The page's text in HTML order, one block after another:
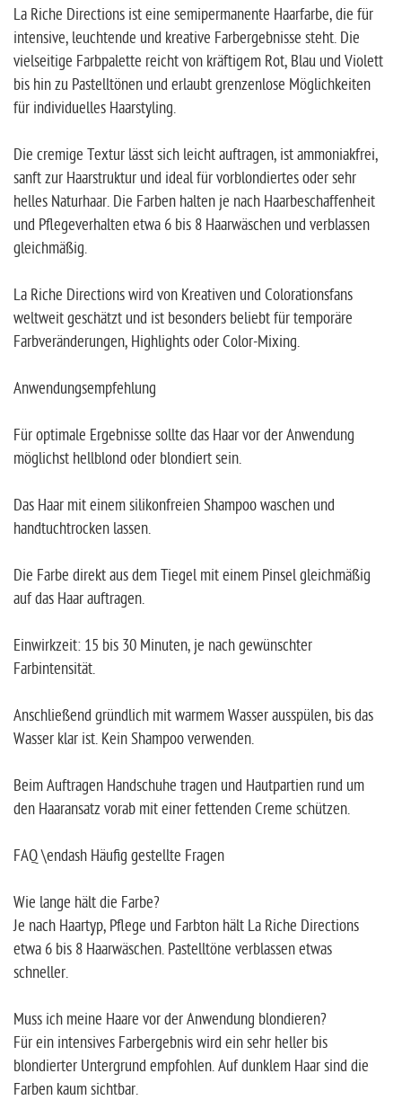
La Riche Directions ist eine semipermanente Haarfarbe, die für
intensive, leuchtende und kreative Farbergebnisse steht. Die
vielseitige Farbpalette reicht von kräftigem Rot, Blau und Violett
bis hin zu Pastelltönen und erlaubt grenzenlose Möglichkeiten
für individuelles Haarstyling.
Die cremige Textur lässt sich leicht auftragen, ist ammoniakfrei,
sanft zur Haarstruktur und ideal für vorblondiertes oder sehr
helles Naturhaar. Die Farben halten je nach Haarbeschaffenheit
und Pflegeverhalten etwa 6 bis 8 Haarwäschen und verblassen
gleichmäßig.
La Riche Directions wird von Kreativen und Colorationsfans
weltweit geschätzt und ist besonders beliebt für temporäre
Farbveränderungen, Highlights oder Color-Mixing.
Anwendungsempfehlung
Für optimale Ergebnisse sollte das Haar vor der Anwendung
möglichst hellblond oder blondiert sein.
Das Haar mit einem silikonfreien Shampoo waschen und
handtuchtrocken lassen.
Die Farbe direkt aus dem Tiegel mit einem Pinsel gleichmäßig
auf das Haar auftragen.
Einwirkzeit: 15 bis 30 Minuten, je nach gewünschter
Farbintensität.
Anschließend gründlich mit warmem Wasser ausspülen, bis das
Wasser klar ist. Kein Shampoo verwenden.
Beim Auftragen Handschuhe tragen und Hautpartien rund um
den Haaransatz vorab mit einer fettenden Creme schützen.
FAQ \endash Häufig gestellte Fragen
Wie lange hält die Farbe?
Je nach Haartyp, Pflege und Farbton hält La Riche Directions
etwa 6 bis 8 Haarwäschen. Pastelltöne verblassen etwas
schneller.
Muss ich meine Haare vor der Anwendung blondieren?
Für ein intensives Farbergebnis wird ein sehr heller bis
blondierter Untergrund empfohlen. Auf dunklem Haar sind die
Farben kaum sichtbar.